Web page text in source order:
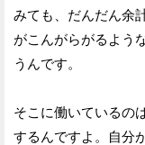
みても、だんだん余
がこんがらがるよう
うんです。
そこに働いているの
するんですよ。自分